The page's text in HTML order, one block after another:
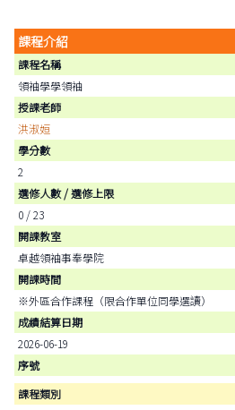
課程介紹
課程名稱
領袖學學領袖
授課老師
洪淑姮
學分數
2
選修人數 / 選修上限
0 / 23
開課教室
卓越領袖事奉學院
開課時間
※外區合作課程（限合作單位同學選讀）
成績結算日期
2026-06-19
序號
課程類別